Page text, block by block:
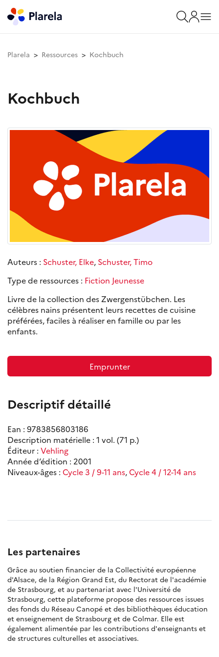
Plarela Ressources Kochbuch
Kochbuch
Auteurs : Schuster, Elke, Schuster, Timo
Type de ressources : Fiction Jeunesse
Livre de la collection des Zwergenstübchen. Les
célèbres nains présentent leurs recettes de cuisine
préférées, faciles à réaliser en famille ou par les
enfants.
Emprunter
Descriptif détaillé
Ean : 9783856803186
Description matérielle : 1 vol. (71 p.)
Éditeur : Vehling
Année d’édition : 2001
Niveaux-âges : Cycle 3 / 9-11 ans,Cycle 4 / 12-14 ans
Les partenaires
Grâce au soutien financier de la Collectivité européenne
d'Alsace, de la Région Grand Est, du Rectorat de l'académie
de Strasbourg, et au partenariat avec l'Université de
Strasbourg, cette plateforme propose des ressources issues
des fonds du Réseau Canopé et des bibliothèques éducation
et enseignement de Strasbourg et de Colmar. Elle est
également alimentée par les contributions d'enseignants et
de structures culturelles et associatives.